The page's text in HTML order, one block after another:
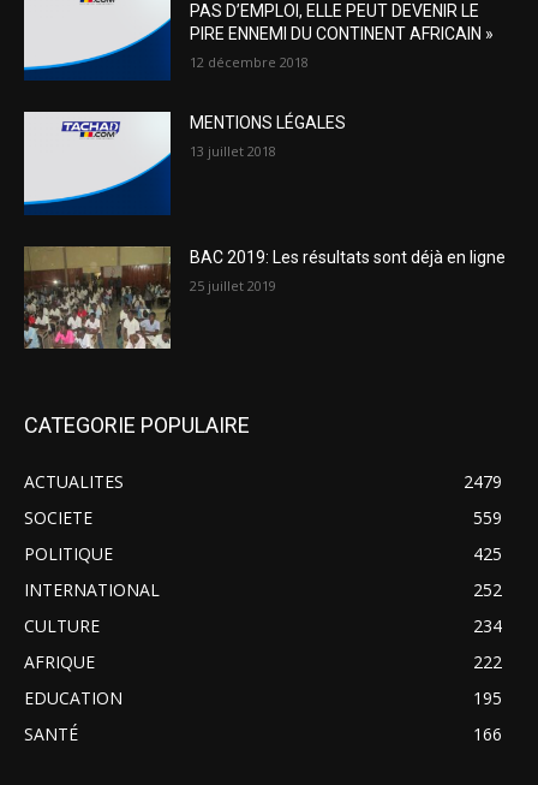
PAS D’EMPLOI, ELLE PEUT DEVENIR LE
PIRE ENNEMI DU CONTINENT AFRICAIN »
12 décembre 2018
MENTIONS LÉGALES
13 juillet 2018
BAC 2019: Les résultats sont déjà en ligne
25 juillet 2019
CATEGORIE POPULAIRE
ACTUALITES
2479
SOCIETE
559
POLITIQUE
425
INTERNATIONAL
252
CULTURE
234
AFRIQUE
222
EDUCATION
195
SANTÉ
166